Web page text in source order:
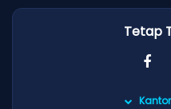
Tetap